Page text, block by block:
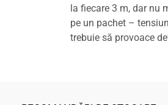
la fiecare 3 m, dar nu
pe un pachet –
trebuie să provoace